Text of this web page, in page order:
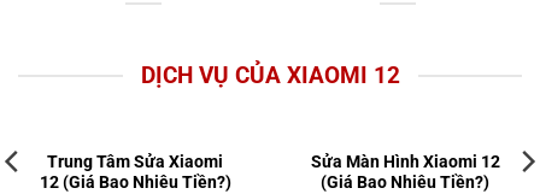
DỊCH VỤ CỦA XIAOMI 12
Trung Tâm Sửa Xiaomi
12 (Giá Bao Nhiêu Tiền?)
Sửa Màn Hình Xiaomi 12
(Giá Bao Nhiêu Tiền?)